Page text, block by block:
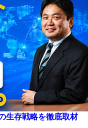
生存戦略を徹底取材